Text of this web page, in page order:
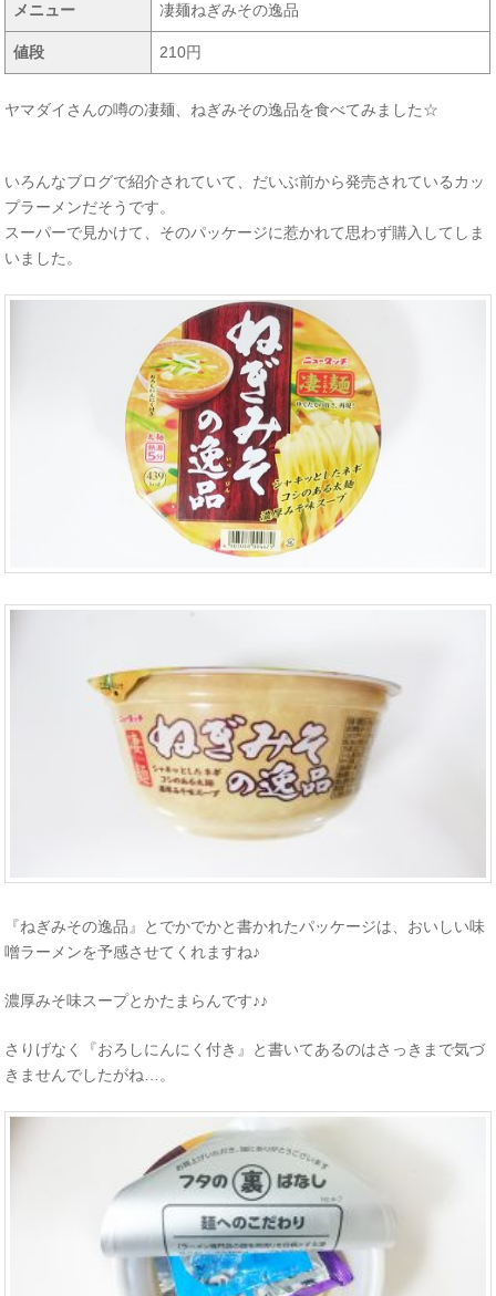
メニュー 凄麺ねぎみその逸品
値段 210円
ヤマダイさんの噂の凄麺、ねぎみその逸品を食べてみました☆
いろんなブログで紹介されていて、だいぶ前から発売されているカッ
プラーメンだそうです。
スーパーで見かけて、そのパッケージに惹かれて思わず購入してしま
いました。
『ねぎみその逸品』とでかでかと書かれたパッケージは、おいしい味
噌ラーメンを予感させてくれますね♪
濃厚みそ味スープとかたまらんです♪♪
さりげなく『おろしにんにく付き』と書いてあるのはさっきまで気づ
きませんでしたがね…。